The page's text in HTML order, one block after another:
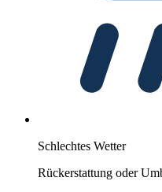
Schlechtes Wetter
Rückerstattung oder